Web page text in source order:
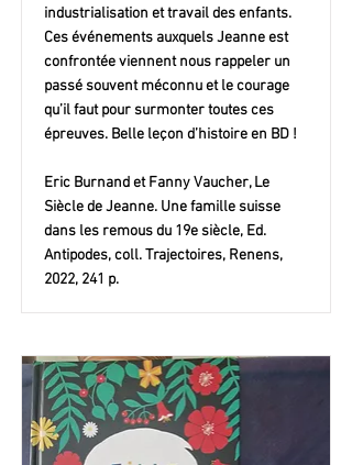
industrialisation et travail des enfants.
Ces événements auxquels Jeanne est
confrontée viennent nous rappeler un
passé souvent méconnu et le courage
qu’il faut pour surmonter toutes ces
épreuves. Belle leçon d’histoire en BD !
Eric Burnand et Fanny Vaucher, Le
Siècle de Jeanne. Une famille suisse
dans les remous du 19e siècle, Ed.
Antipodes, coll. Trajectoires, Renens,
2022, 241 p.